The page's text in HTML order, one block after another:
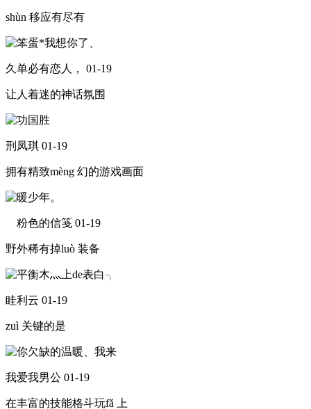
shùn 移应有尽有
久单必有恋人， 01-19
让人着迷的神话氛围
刑凤琪 01-19
拥有精致mèng 幻的游戏画面
ゝ粉色的信笺 01-19
野外稀有掉luò 装备
眭利云 01-19
zuì 关键的是
我爱我男公 01-19
在丰富的技能格斗玩fǎ 上